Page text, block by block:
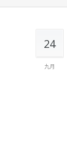
24
九月